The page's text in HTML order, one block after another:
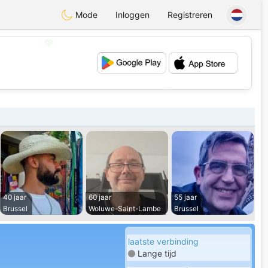
Mode Inloggen Registreren
40 jaar
Brussel
60 jaar
Woluwe-Saint-Lambe
55 jaar
Brussel
laatste verbinding
Lange tijd